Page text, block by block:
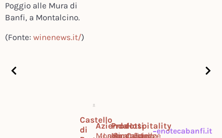
Poggio alle Mura di
Banfi, a Montalcino.
(Fonte: winenews.it/)
Castello
di
Azienda
Mondo
Lavora
Prodotti
Montalcino
Ricercatezze
Hospitality
Castello
Tour
enotecabanfi.it